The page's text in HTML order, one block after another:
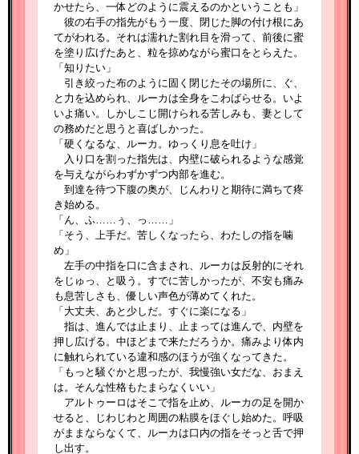
かせたら、一体どのように震えるのかということも」
彼の右手の指先がもう一度、閉じた脚の付け根にあ
てがわれる。それは濡れた割れ目を滑って、前後に蜜
を塗り広げたあと、粒を掠めながら蜜口をとらえた。
「知りたい」
引き絞った布のように固く閉じたその場所に、ぐ、
と力を込められ、ルーカは全身をこわばらせる。いよ
いよ痛い。しかしこじ開けられる苦しみも、妻として
の務めだと思うと喜ばしかった。
「硬くなるな、ルーカ。ゆっくり息を吐け」
入り口を割った指先は、内壁に破られるような感覚
を与えながらわずかずつ内部を進む。
到達を待つ下腹の奥が、じんわりと期待に満ちて疼
き始める。
「ん、ふ……ぅ、っ……」
「そう、上手だ。苦しくなったら、わたしの指を噛
め」
左手の中指を口に含まされ、ルーカは反射的にそれ
をじゅっ、と吸う。すでに苦しかったが、不安も痛み
も息苦しさも、優しい声色が薄めてくれた。
「大丈夫、あと少しだ。すぐに楽になる」
指は、進んでは止まり、止まっては進んで、内壁を
押し広げる。中ほどまで来ただろうか。痛みより体内
に触れられている違和感のほうが強くなってきた。
「もっと騒ぐかと思ったが、我慢強い女だな、おまえ
は。そんな性格もたまらなくいい」
アルトゥーロはそこで指を止め、ルーカの足を開か
せると、じわじわと周囲の粘膜をほぐし始めた。呼吸
がままならなくて、ルーカは口内の指をそっと舌で押
し出す。